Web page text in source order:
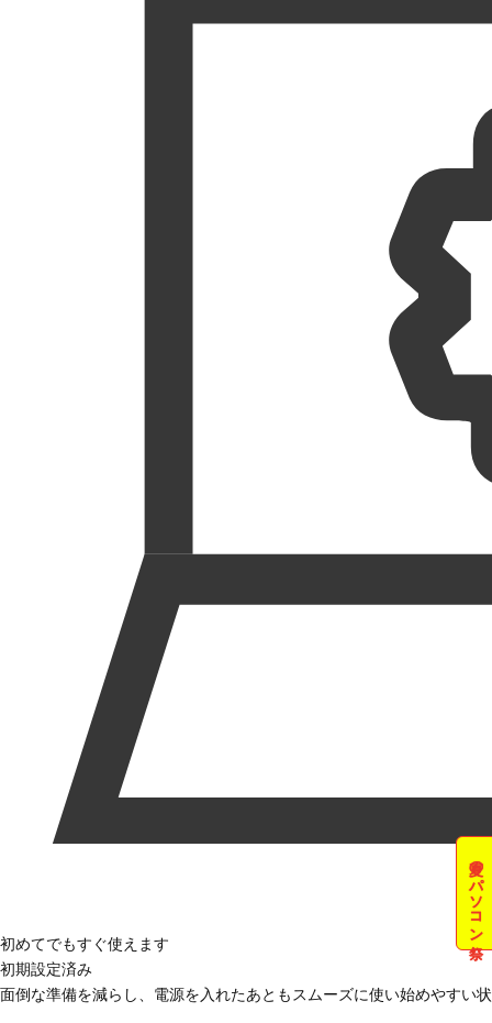
夏のパソコン祭
初めてでもすぐ使えます
初期設定済み
面倒な準備を減らし、電源を入れたあともスムーズに使い始めやすい